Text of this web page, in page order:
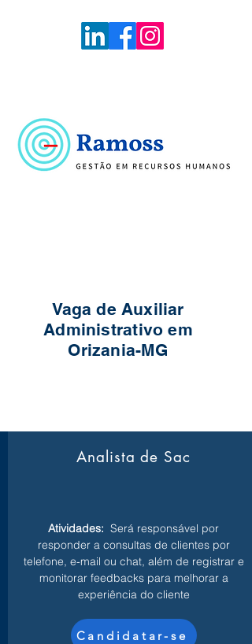
Vaga de Auxiliar
Administrativo em
Orizania-MG
Analista de Sac
Atividades: Será responsável por
responder a consultas de clientes por
telefone, e-mail ou chat, além de registrar e
monitorar feedbacks para melhorar a
experiência do cliente
Candidatar-se